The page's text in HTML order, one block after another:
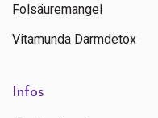
Folsäuremangel
Vitamunda Darmdetox
Infos